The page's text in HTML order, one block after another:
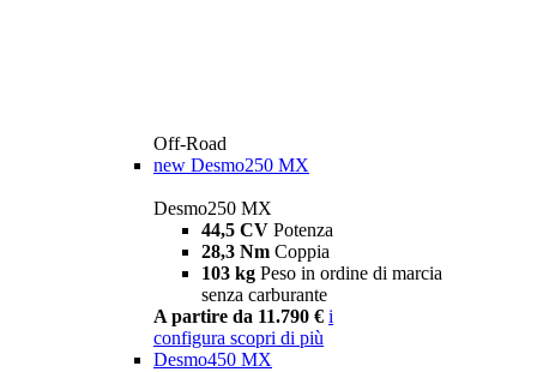
Off-Road
new Desmo250 MX
Desmo250 MX
44,5 CV Potenza
28,3 Nm Coppia
103 kg Peso in ordine di marcia
senza carburante
A partire da 11.790 € i
configura scopri di più
Desmo450 MX